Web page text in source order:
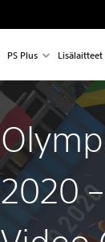
PS Plus Lisälaitteet
2020